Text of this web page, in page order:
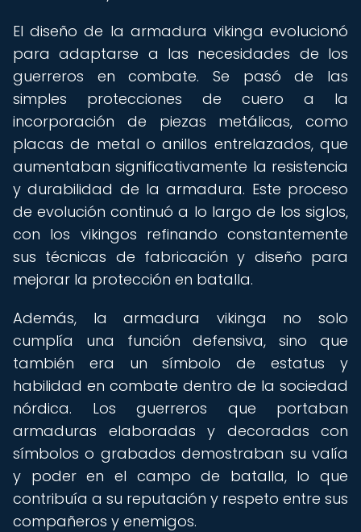
El diseño de la armadura vikinga evolucionó
para adaptarse a las necesidades de los
guerreros en combate. Se pasó de las
simples protecciones de cuero a la
incorporación de piezas metálicas, como
placas de metal o anillos entrelazados, que
aumentaban significativamente la resistencia
y durabilidad de la armadura. Este proceso
de evolución continuó a lo largo de los siglos,
con los vikingos refinando constantemente
sus técnicas de fabricación y diseño para
mejorar la protección en batalla.
Además, la armadura vikinga no solo
cumplía una función defensiva, sino que
también era un símbolo de estatus y
habilidad en combate dentro de la sociedad
nórdica. Los guerreros que portaban
armaduras elaboradas y decoradas con
símbolos o grabados demostraban su valía
y poder en el campo de batalla, lo que
contribuía a su reputación y respeto entre sus
compañeros y enemigos.